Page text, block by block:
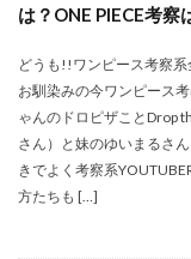
は？ONE PIECE考察
どうも!!ワンピース考察
お馴染みの今ワンピース
ゃんのドロピザことDrop
さん）と妹のゆいまるさ
きでよく考察系
方たちも […]